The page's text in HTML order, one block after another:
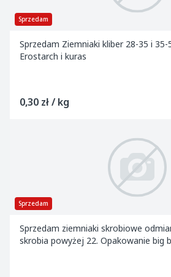
Sprzedam
Sprzedam Ziemniaki kliber 28-35 i
Erostarch i kuras
0,30 zł / kg
Sprzedam
Sprzedam ziemniaki skrobiowe
skrobia powyżej 22. Opakowanie big